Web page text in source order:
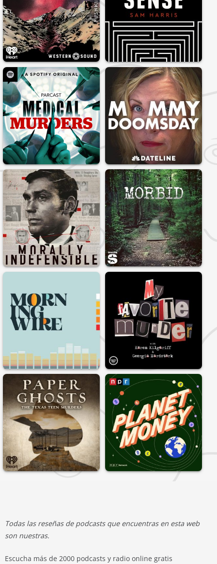
Todas las reseñas de podcasts que encuentras en esta web
son nuestras.
Escucha más de 2000 podcasts y radio online gratis